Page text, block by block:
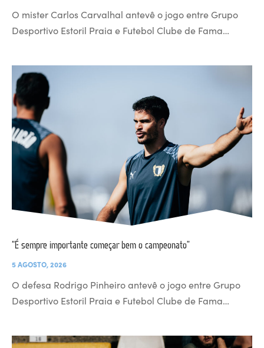
O mister Carlos Carvalhal antevê o jogo entre Grupo
Desportivo Estoril Praia e Futebol Clube de Fama…
“É sempre importante começar bem o campeonato”
5 AGOSTO, 2026
O defesa Rodrigo Pinheiro antevê o jogo entre Grupo
Desportivo Estoril Praia e Futebol Clube de Fama…